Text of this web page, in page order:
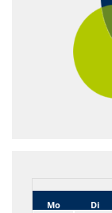
Mo
Di